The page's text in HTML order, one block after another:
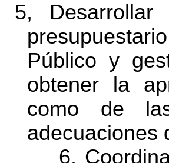
5,
Público y
obtener la
como de
adecuaciones
6.